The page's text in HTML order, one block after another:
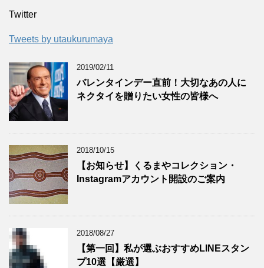
Twitter
Tweets by utaukurumaya
2019/02/11
バレンタインデー直前！大切なあの人に
ネクタイを贈りたい女性の皆様へ
2018/10/15
【お知らせ】くるまやコレクション・
Instagramアカウント開設のご案内
2018/08/27
【第一回】私が選ぶおすすめLINEスタン
プ10選【厳選】